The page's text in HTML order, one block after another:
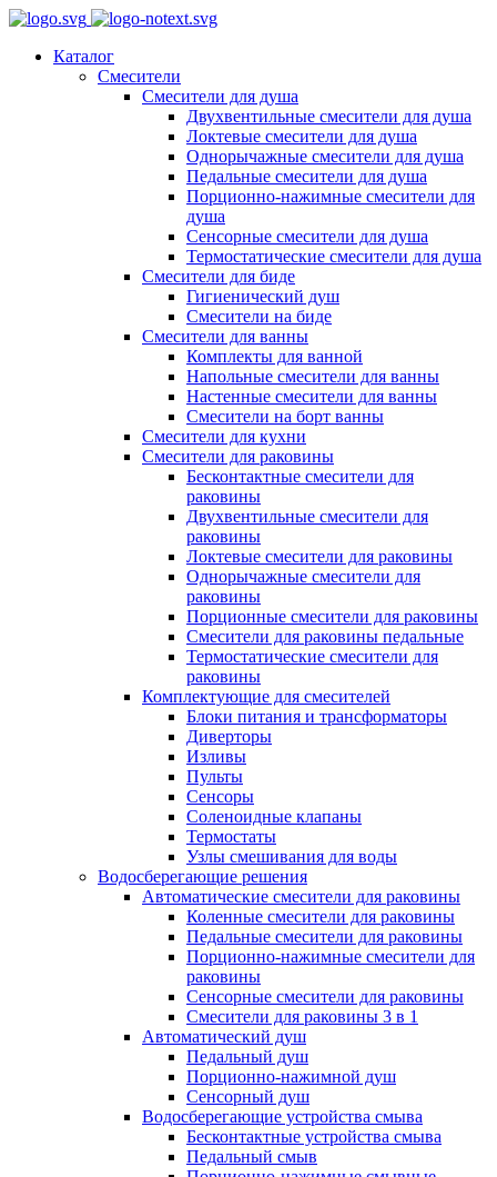
Каталог
Смесители
Смесители для душа
Двухвентильные смесители для душа
Локтевые смесители для душа
Однорычажные смесители для душа
Педальные смесители для душа
Порционно-нажимные смесители для
душа
Сенсорные смесители для душа
Термостатические смесители для душа
Смесители для биде
Гигиенический душ
Смесители на биде
Смесители для ванны
Комплекты для ванной
Напольные смесители для ванны
Настенные смесители для ванны
Смесители на борт ванны
Смесители для кухни
Смесители для раковины
Бесконтактные смесители для
раковины
Двухвентильные смесители для
раковины
Локтевые смесители для раковины
Однорычажные смесители для
раковины
Порционные смесители для раковины
Смесители для раковины педальные
Термостатические смесители для
раковины
Комплектующие для смесителей
Блоки питания и трансформаторы
Диверторы
Изливы
Пульты
Сенсоры
Соленоидные клапаны
Термостаты
Узлы смешивания для воды
Водосберегающие решения
Автоматические смесители для раковины
Коленные смесители для раковины
Педальные смесители для раковины
Порционно-нажимные смесители для
раковины
Сенсорные смесители для раковины
Смесители для раковины 3 в 1
Автоматический душ
Педальный душ
Порционно-нажимной душ
Сенсорный душ
Водосберегающие устройства смыва
Бесконтактные устройства смыва
Педальный смыв